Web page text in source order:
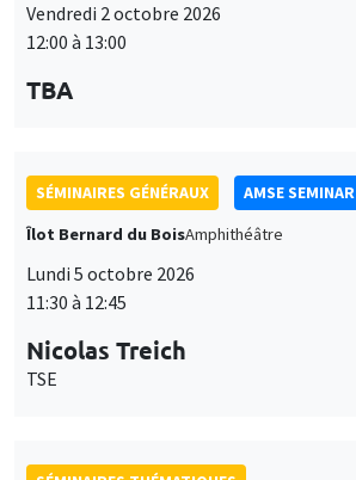
12:00 à 13:00
SÉMINAIRES GÉNÉRAUX
AMSE SEMINAR
Îlot Bernard du BoisAmphithéâtre
11:30 à 12:45
TSE
SÉMINAIRES THÉMATIQUES